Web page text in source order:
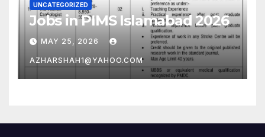
UNCATEGORIZED
Jobs in PIMS Islamabad 2026
MAY 25, 2026
AZHARSHAH1@YAHOO.COM